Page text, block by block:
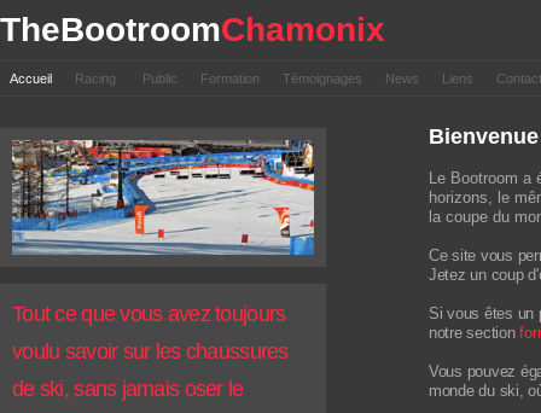
TheBootroomChamonix
Accueil Racing Public Formation Témoignages News Liens
Le Bootroom a
horizons, le
la coupe du
Ce site vous
Jetez un coup
Si vous êtes un
notre section
Vous pouvez
monde du ski,
Tout ce que vous avez toujours
voulu savoir sur les chaussures
de ski, sans jamais oser le